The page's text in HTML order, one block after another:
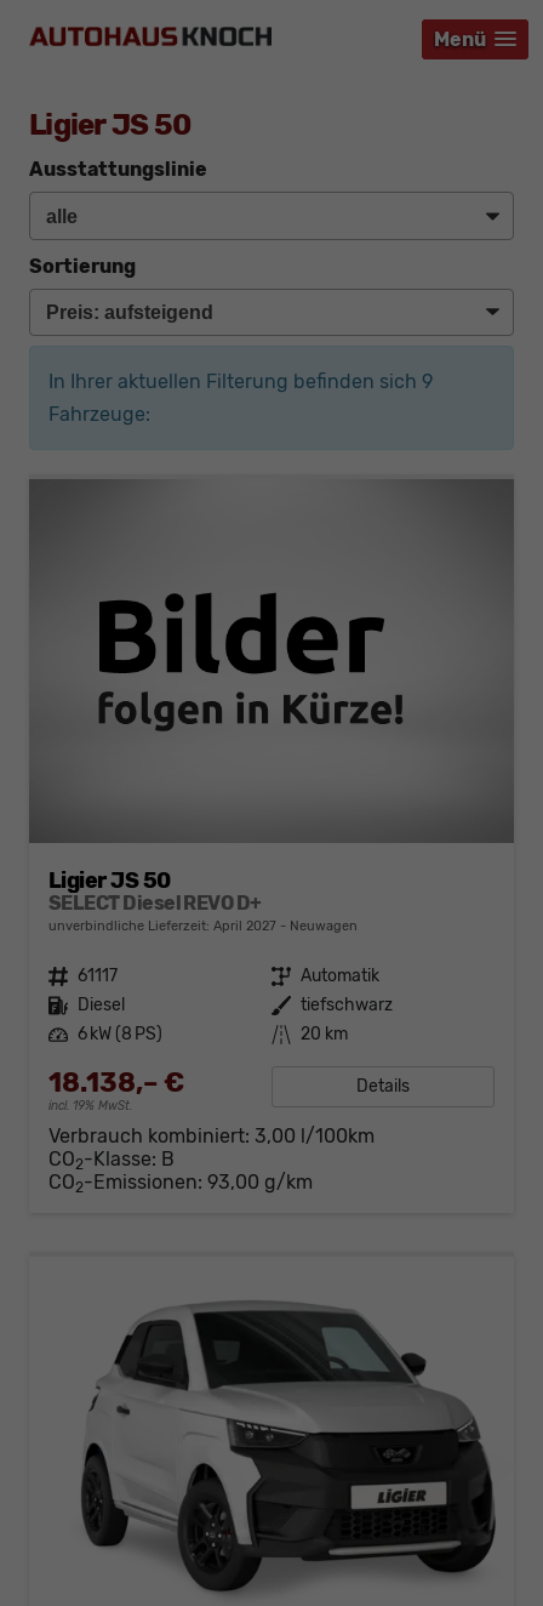
Menü
Menü
Menü
Ligier JS 50
Ausstattungslinie
Sortierung
In Ihrer aktuellen Filterung befinden sich 9
Fahrzeuge:
Ligier JS 50
SELECT Diesel REVO D+
unverbindliche Lieferzeit: April 2027 Neuwagen
Fahrzeugnr. 61117 Getriebe Automatik
Kraftstoff Diesel Außenfarbe tiefschwarz
Leistung 6 kW (8 PS) Kilometerstand 20 km
18.138,– €
incl. 19% MwSt.
Details
Verbrauch kombiniert: 3,00 l/100km
CO2-Klasse: B
CO2-Emissionen: 93,00 g/km